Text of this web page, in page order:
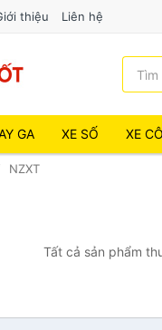
thiệu Liên hệ
GA XE SỐ XE
NZXT
Tất cả sản phẩm